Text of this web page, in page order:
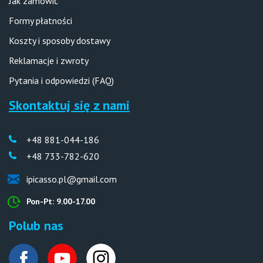
Formy płatności
Koszty i sposoby dostawy
Reklamacje i zwroty
Pytania i odpowiedzi (FAQ)
Skontaktuj się z nami
+48 881-044-186
+48 733-782-620
ipicasso.pl@gmail.com
Pon-Pt: 9.00-17.00
Polub nas